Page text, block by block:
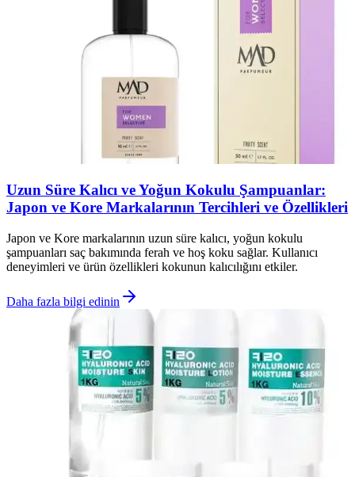
Uzun Süre Kalıcı ve Yoğun Kokulu Şampuanlar:
Japon ve Kore Markalarının Tercihleri ve Özellikleri
Japon ve Kore markalarının uzun süre kalıcı, yoğun kokulu
şampuanları saç bakımında ferah ve hoş koku sağlar. Kullanıcı
deneyimleri ve ürün özellikleri kokunun kalıcılığını etkiler.
Daha fazla bilgi edinin